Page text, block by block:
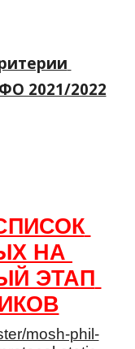
2021/2022
НА
ЭТАП
mosh-phil-